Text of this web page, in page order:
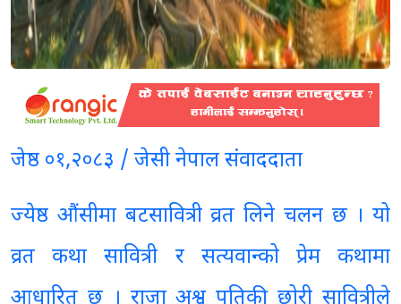
जेष्ठ ०१,२०८३ / जेसी नेपाल संवाददाता
ज्येष्ठ औंसीमा बटसावित्री व्रत लिने चलन छ । यो
व्रत कथा सावित्री र सत्यवान्को प्रेम कथामा